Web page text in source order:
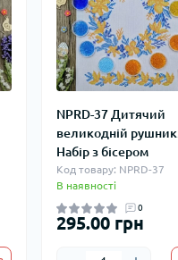
NPRD-37 Дитячий
великодній рушник.
Набір з бісером
Код товару: NPRD-37
В наявності
0
295.00 грн